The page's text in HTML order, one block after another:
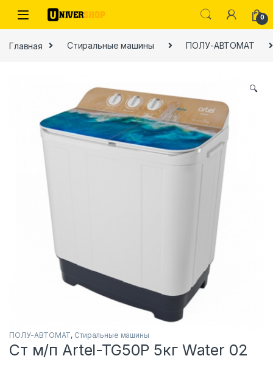
Skip to navigation
Skip to content
0
Главная Стиральные машины ПОЛУ-АВТОМАТ
🔍
ПОЛУ-АВТОМАТ, Стиральные машины
Ст м/п Artel-TG50P 5кг Water 02